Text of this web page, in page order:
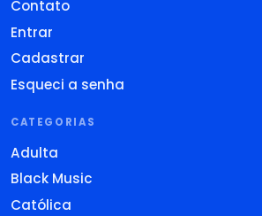
Contato
Entrar
Cadastrar
Esqueci a senha
CATEGORIAS
Adulta
Black Music
Católica